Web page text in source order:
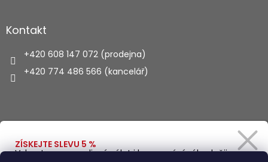
Kontakt
+420 608 147 072 (prodejna)
+420 774 486 566 (kancelář)
ZÍSKEJTE SLEVU 5 %
Vybavte se na rodinný výlet i kempování výhodněji.